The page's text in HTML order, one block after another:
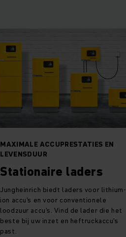
MAXIMALE ACCUPRESTATIES EN
LEVENSDUUR
Stationaire laders
Jungheinrich biedt laders voor lithium-
ion accu's en voor conventionele
loodzuur accu's. Vind de lader die het
beste bij uw inzet en heftruckaccu's
past.